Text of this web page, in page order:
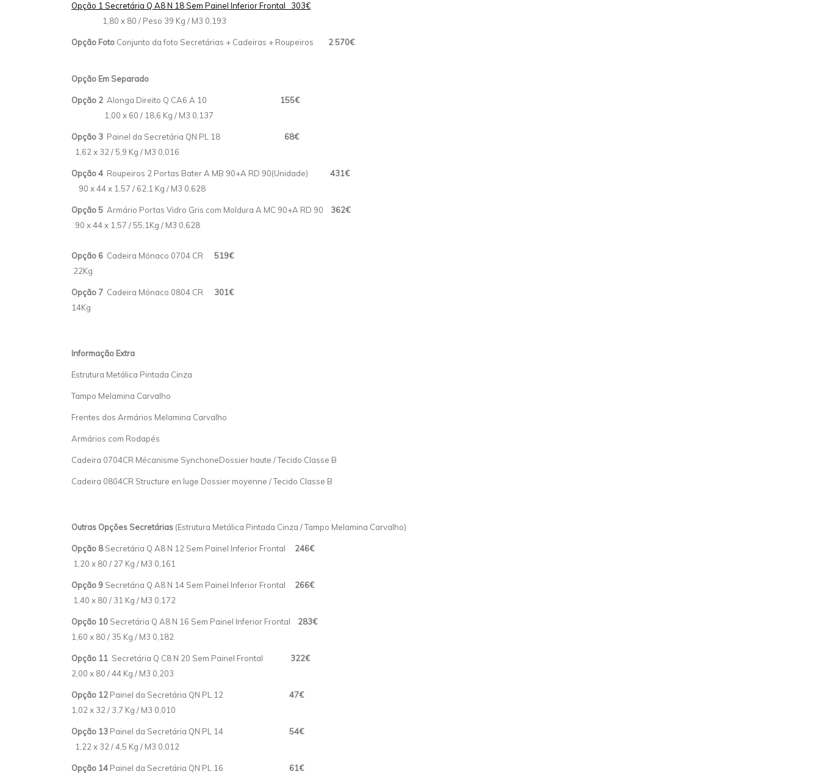
Opção 1 Secretária Q A8 N 18 Sem Painel Inferior Frontal 303€
1,80 x 80 / Peso 39 Kg / M3 0,193
Opção Foto Conjunto da foto Secretárias + Cadeiras + Roupeiros 2 570€
Opção Em Separado
Opção 2 Alonga Direito Q CA6 A 10 155€
1,00 x 60 / 18,6 Kg / M3 0,137
Opção 3 Painel da Secretária QN PL 18 68€
1,62 x 32 / 5,9 Kg / M3 0,016
Opção 4 Roupeiros 2 Portas Bater A MB 90+A RD 90(Unidade) 431€
90 x 44 x 1,57 / 62,1 Kg / M3 0,628
Opção 5 Armário Portas Vidro Gris com Moldura A MC 90+A RD 90 362€
90 x 44 x 1,57 / 55,1Kg / M3 0,628
Opção 6 Cadeira Mónaco 0704 CR 519€
22Kg
Opção 7 Cadeira Mónaco 0804 CR 301€
14Kg
Informação Extra
Estrutura Metálica Pintada Cinza
Tampo Melamina Carvalho
Frentes dos Armários Melamina Carvalho
Armários com Rodapés
Cadeira 0704CR Mécanisme SynchoneDossier haute / Tecido Classe B
Cadeira 0804CR Structure en luge Dossier moyenne / Tecido Classe B
Outras Opções Secretárias (Estrutura Metálica Pintada Cinza / Tampo Melamina Carvalho)
Opção 8Secretária Q A8 N 12 Sem Painel Inferior Frontal 246€
1,20 x 80 / 27 Kg / M3 0,161
Opção 9 Secretária Q A8 N 14 Sem Painel Inferior Frontal 266€
1,40 x 80 / 31 Kg / M3 0,172
Opção 10 Secretária Q A8 N 16 Sem Painel Inferior Frontal 283€
1,60 x 80 / 35 Kg / M3 0,182
Opção 11 Secretária Q C8 N 20 Sem Painel Frontal 322€
2,00 x 80 / 44 Kg / M3 0,203
Opção 12 Painel da Secretária QN PL 12 47€
1,02 x 32 / 3,7 Kg / M3 0,010
Opção 13 Painel da Secretária QN PL 14 54€
1,22 x 32 / 4,5 Kg / M3 0,012
Opção 14 Painel da Secretária QN PL 16 61€